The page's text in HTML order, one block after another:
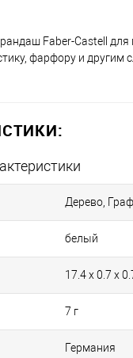
Faber-Castell для
фарфору и
Дерево,
белый
17.4 x 0.7 x
7 г
Германия